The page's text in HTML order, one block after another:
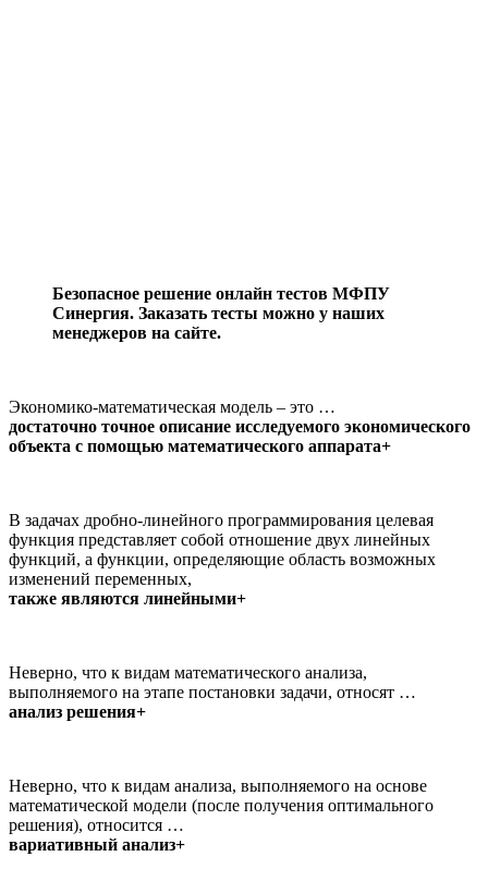
Безопасное решение онлайн тестов МФПУ
Синергия. Заказать тесты можно у наших
менеджеров на сайте.
Экономико-математическая модель – это …
достаточно точное описание исследуемого экономического
объекта с помощью математического аппарата+
В задачах дробно-линейного программирования целевая
функция представляет собой отношение двух линейных
функций, а функции, определяющие область возможных
изменений переменных,
также являются линейными+
Неверно, что к видам математического анализа,
выполняемого на этапе постановки задачи, относят …
анализ решения+
Неверно, что к видам анализа, выполняемого на основе
математической модели (после получения оптимального
решения), относится …
вариативный анализ+